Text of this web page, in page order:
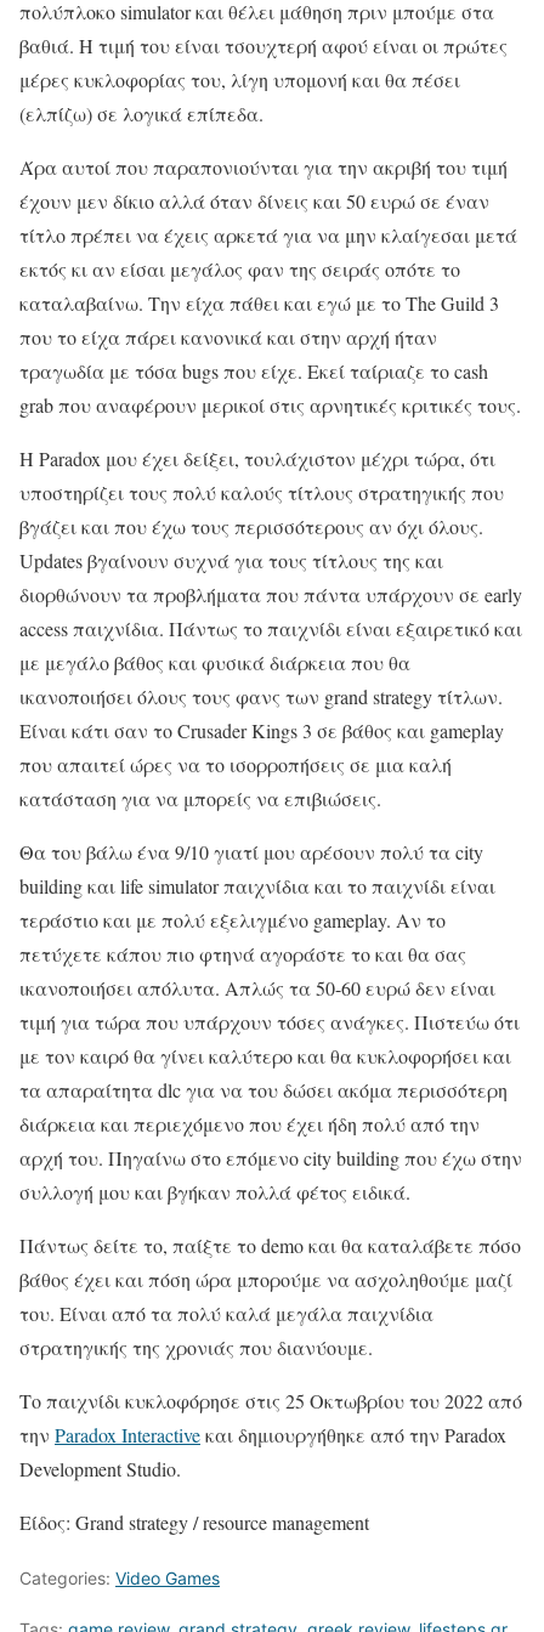
πολύπλοκο simulator και θέλει μάθηση πριν μπούμε στα
βαθιά. Η τιμή του είναι τσουχτερή αφού είναι οι πρώτες
μέρες κυκλοφορίας του, λίγη υπομονή και θα πέσει
(ελπίζω) σε λογικά επίπεδα.
Άρα αυτοί που παραπονιούνται για την ακριβή του τιμή
έχουν μεν δίκιο αλλά όταν δίνεις και 50 ευρώ σε έναν
τίτλο πρέπει να έχεις αρκετά για να μην κλαίγεσαι μετά
εκτός κι αν είσαι μεγάλος φαν της σειράς οπότε το
καταλαβαίνω. Την είχα πάθει και εγώ με το The Guild 3
που το είχα πάρει κανονικά και στην αρχή ήταν
τραγωδία με τόσα bugs που είχε. Εκεί ταίριαζε το cash
grab που αναφέρουν μερικοί στις αρνητικές κριτικές τους.
Η Paradox μου έχει δείξει, τουλάχιστον μέχρι τώρα, ότι
υποστηρίζει τους πολύ καλούς τίτλους στρατηγικής που
βγάζει και που έχω τους περισσότερους αν όχι όλους.
Updates βγαίνουν συχνά για τους τίτλους της και
διορθώνουν τα προβλήματα που πάντα υπάρχουν σε early
access παιχνίδια. Πάντως το παιχνίδι είναι εξαιρετικό και
με μεγάλο βάθος και φυσικά διάρκεια που θα
ικανοποιήσει όλους τους φανς των grand strategy τίτλων.
Είναι κάτι σαν το Crusader Kings 3 σε βάθος και gameplay
που απαιτεί ώρες να το ισορροπήσεις σε μια καλή
κατάσταση για να μπορείς να επιβιώσεις.
Θα του βάλω ένα 9/10 γιατί μου αρέσουν πολύ τα city
building και life simulator παιχνίδια και το παιχνίδι είναι
τεράστιο και με πολύ εξελιγμένο gameplay. Αν το
πετύχετε κάπου πιο φτηνά αγοράστε το και θα σας
ικανοποιήσει απόλυτα. Απλώς τα 50-60 ευρώ δεν είναι
τιμή για τώρα που υπάρχουν τόσες ανάγκες. Πιστεύω ότι
με τον καιρό θα γίνει καλύτερο και θα κυκλοφορήσει και
τα απαραίτητα dlc για να του δώσει ακόμα περισσότερη
διάρκεια και περιεχόμενο που έχει ήδη πολύ από την
αρχή του. Πηγαίνω στο επόμενο city building που έχω στην
συλλογή μου και βγήκαν πολλά φέτος ειδικά.
Πάντως δείτε το, παίξτε το demo και θα καταλάβετε πόσο
βάθος έχει και πόση ώρα μπορούμε να ασχοληθούμε μαζί
του. Είναι από τα πολύ καλά μεγάλα παιχνίδια
στρατηγικής της χρονιάς που διανύουμε.
Το παιχνίδι κυκλοφόρησε στις 25 Οκτωβρίου του 2022 από
την Paradox Interactiveκαι δημιουργήθηκε από την Paradox
Development Studio.
Είδος: Grand strategy / resource management
Categories: Video Games